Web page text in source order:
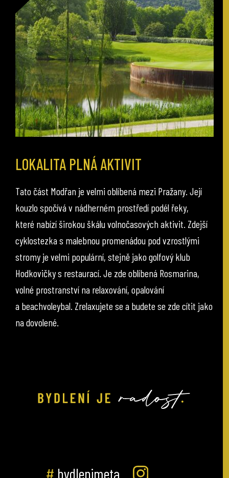
LOKALITA PLNÁ AKTIVIT
Tato část Modřan je velmi oblíbená mezi Pražany. Její
kouzlo spočívá v nádherném prostředí podél řeky,
které nabízí širokou škálu volnočasových aktivit. Zdejší
cyklostezka s malebnou promenádou pod vzrostlými
stromy je velmi populární, stejně jako golfový klub
Hodkovičky s restaurací. Je zde oblíbená Rosmarina,
volné prostranství na relaxování, opalování
a beachvoleybal. Zrelaxujete se a budete se zde cítit jako
na dovolené.
# bydlenimeta